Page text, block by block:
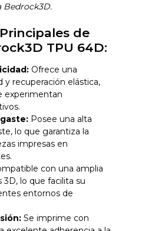
Bedrock3D.
de
TPU 64D:
Ofrece una
y recuperación elástica,
experimentan
Posee una alta
lo que garantiza la
impresas en
con una amplia
lo que facilita su
entornos de
Se imprime con